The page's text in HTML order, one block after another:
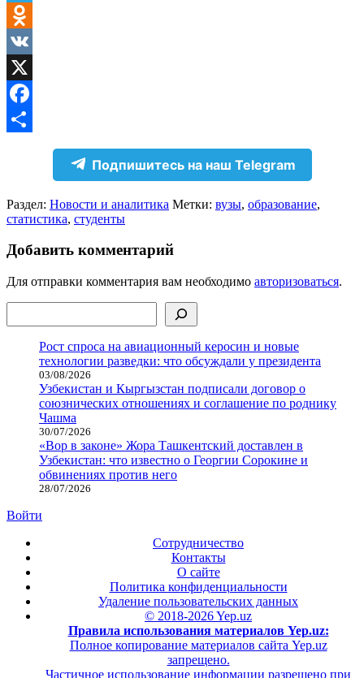
Telegram
Odnoklassniki
VK
X
Facebook
Подпишитесь на наш Telegram
Раздел: Новости и аналитика Метки: вузы, образование,
статистика, студенты
Добавить комментарий
Для отправки комментария вам необходимо авторизоваться.
Рост спроса на авиационный керосин и новые
технологии разведки: что обсуждали у президента
03/08/2026
Узбекистан и Кыргызстан подписали договор о
союзнических отношениях и соглашение по роднику
Чашма
30/07/2026
«Вор в законе» Жора Ташкентский доставлен в
Узбекистан: что известно о Георгии Сорокине и
обвинениях против него
28/07/2026
Войти
Сотрудничество
Контакты
О сайте
Политика конфиденциальности
Удаление пользовательских данных
© 2018-2026 Yep.uz
Правила использования материалов Yep.uz:
Полное копирование материалов сайта Yep.uz
запрещено.
Частичное использование информации разрешено при